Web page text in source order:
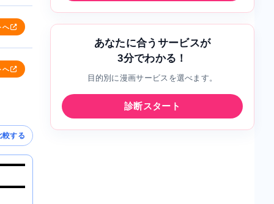
へ
へ
較する
あなたに合うサービスが
3分でわかる！
目的別に漫画サービスを選べます。
診断スタート